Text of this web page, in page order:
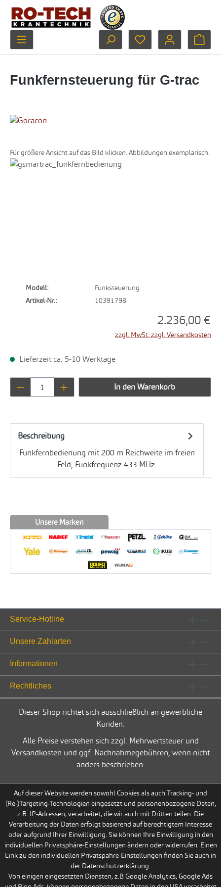
Zum Hauptinhalt springen
Du hast 0 Produkte
Funkfernsteuerung für G-trac
Für größere Ansicht auf das Bild klicken. Abbildungen exemplarisch.
Bildergalerie überspringen
Modell:
Funksteuerung
Artikel-Nr.:
10391798
2.236,00 €
zzgl. MwSt. zzgl. Versandkosten
Lieferzeit ca. 5-10 Werktage
Produkt Anzahl: Gib den gewünschten
In den Warenkorb
Beschreibung
Funkfernbedienung mit 200 m Reichweite im freien
Feld, Funkfrequenz 433 MHz.
Unsere Marken
Service-Hotline
Unsere Zahlarten
Informationen
Rechtliches
Dieser Shop richtet sich ausschließlich an gewerbliche
Kunden.
Alle Preise verstehen sich zzgl. Mehrwertsteuer und
Versandkosten und ggf. Nachnahmegebühren, wenn nicht
anders beschrieben.
Auf dieser Website werden sowohl Cookies als auch Tracking- und
(Re-)Targeting-Technologien eingesetzt und personenbezogene Daten,
z.B. IP-Adressen, verarbeitet, die wir auch mit Dritten teilen. Die
Verarbeitung der Daten erfolgt basierend auf berechtigtem Interesse
oder aufgrund Ihrer Einwilligung. Sie können Ihre Einwilligung in den
individuellen Privatsphäre-Einstellungen ändern oder widerrufen. Einen
Link zu den individuellen Privatspähre-Einstellungen finden Sie auch in
der Datenschutzerklärung.
Von einigen eingesetzten Diensten, z.B Google Analytics, Google Ads